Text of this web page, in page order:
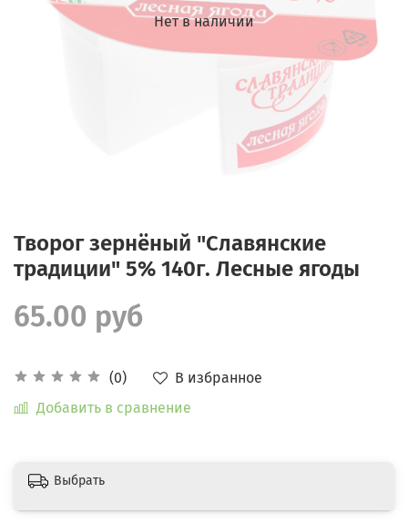
Нет в наличии
Творог зернёный "Славянские
традиции" 5% 140г. Лесные ягоды
(0)
В избранное
Добавить в сравнение
65.00 руб
Выбрать